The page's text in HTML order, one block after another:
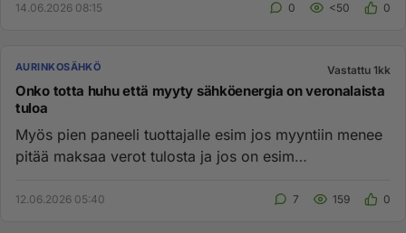
14.06.2026 08:15 0 <50 0
AURINKOSÄHKÖ Vastattu 1kk
Onko totta huhu että myyty sähköenergia on veronalaista
tuloa
Myös pien paneeli tuottajalle esim jos myyntiin menee
pitää maksaa verot tulosta ja jos on esim
12.06.2026 05:40 7 159 0